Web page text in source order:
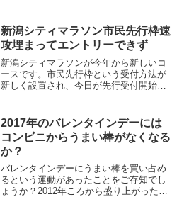
を炒ったものをまいています。節分に落
花生、当たり前じゃなかっ...
新潟シティマラソン市民先行枠速
攻埋まってエントリーできず
新潟シティマラソンが今年から新しいコ
ースです。市民先行枠という受付方法が
新しく設置され、今日が先行受付開始日
いでエントリーの手続きをとっていたの
ですが、ライバルの多さを...
2017年のバレンタインデーには
コンビニからうまい棒がなくなる
か？
バレンタインデーにうまい棒を買い占め
るという運動があったことをご存知でし
ょうか？2012年ころから盛り上がった活